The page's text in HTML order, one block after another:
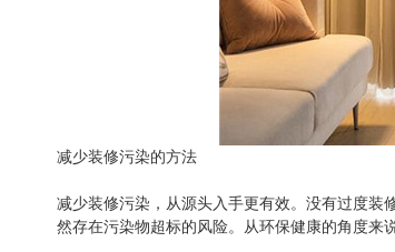
减少装修污染的方法
减少装修污染，从源头入手更有效。没有过度装
然存在污染物超标的风险。从环保健康的角度来